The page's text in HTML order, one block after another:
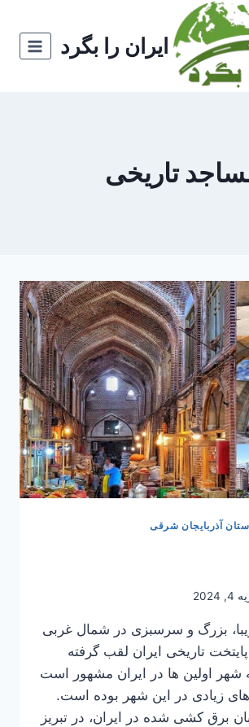
ایران را بگرد
تاریخی
آذربایجان شرقی
بزرگ و سرسبزی در شمال غربی
تاریخی ایران لقب گرفته
شهر اولین ها در ایران مشهور است
های زیادی در این شهر بوده است.
برق کشی شده در ایران، در تبریز